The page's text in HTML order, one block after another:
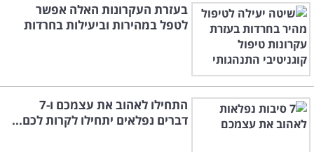
בעזרת העקרונות האלה אפשר
לטפל במהירות וביעילות בחרדות
התחילו לאהוב את עצמכם ו-7
דברים נפלאים יתחילו לקרות לכם...